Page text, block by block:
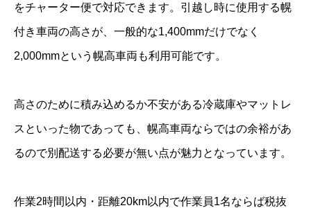
をチャーター便で対応できます。引越し時に使用する幌
付き車両の高さが、一般的な1,400mmだけでなく
2,000mmという幌高車両も利用可能です。
高さのために積み込めるか不安がある冷蔵庫やマットレ
スといった物であっても、幌高車両ならではの余裕があ
るので別配送する必要が無い点が魅力となっています。
作業2時間以内・距離20km以内で作業員1名ならば税抜